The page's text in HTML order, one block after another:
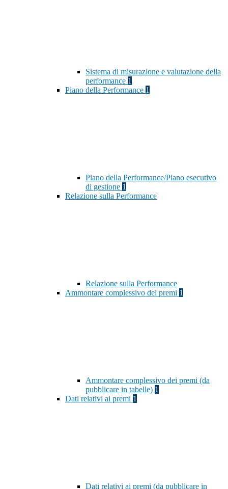
Sistema di misurazione e valutazione della
performance 1
Piano della Performance 1
Piano della Performance/Piano esecutivo
di gestione 1
Relazione sulla Performance
Relazione sulla Performance
Ammontare complessivo dei premi 1
Ammontare complessivo dei premi (da
pubblicare in tabelle) 1
Dati relativi ai premi 1
Dati relativi ai premi (da pubblicare in